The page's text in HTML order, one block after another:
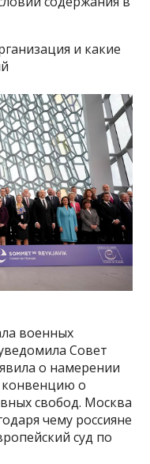
и какие
военных
Совет
о намерении
конвенцию о
свобод. Москва
чему россияне
суд по